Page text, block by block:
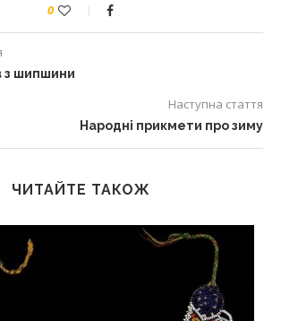
0
з шипшини
Наступна стаття
Народні прикмети про зиму
ЧИТАЙТЕ ТАКОЖ